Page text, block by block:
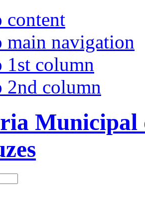
content
main navigation
1st column
2nd column